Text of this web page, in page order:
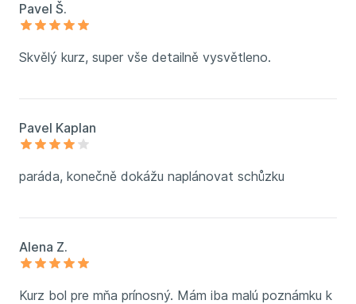
Pavel Š.
Skvělý kurz, super vše detailně vysvětleno.
Pavel Kaplan
paráda, konečně dokážu naplánovat schůzku
Alena Z.
Kurz bol pre mňa prínosný. Mám iba malú poznámku k